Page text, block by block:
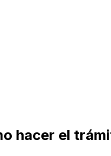
hacer el